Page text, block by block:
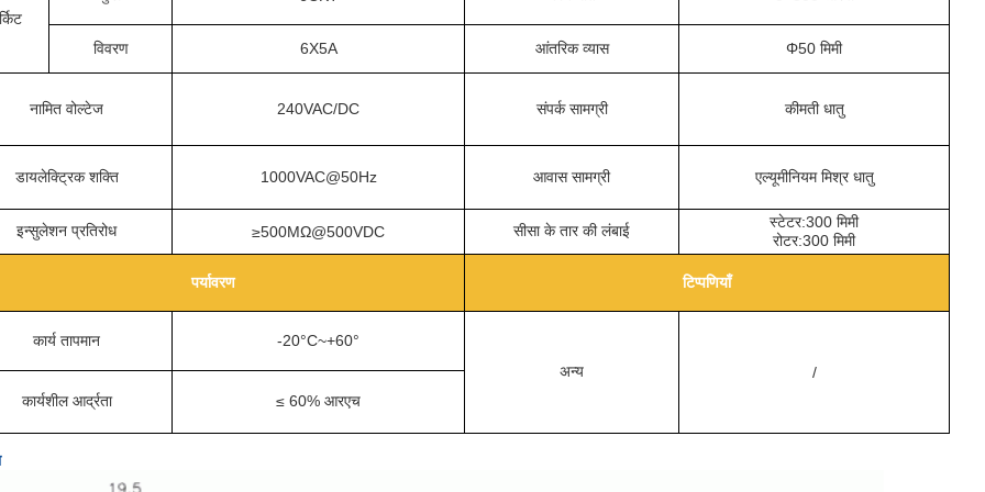
विवरण 6X5A आंतरिक व्यास Φ50 मिमी
नामित वोल्टेज 240VAC/DC संपर्क सामग्री कीमती धातु
डायलेक्ट्रिक शक्ति 1000VAC@50Hz आवास सामग्री एल्यूमीनियम मिश्र धातु
इन्सुलेशन प्रतिरोध ≥500MΩ@500VDC सीसा के तार की लंबाई
स्टेटर:300 मिमी
रोटर:300 मिमी
पर्यावरण टिप्पणियाँ
कार्य तापमान
-20°C~+60°
अन्य
/
कार्यशील आर्द्रता
≤ 60% आरएच